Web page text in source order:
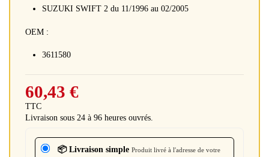
SUZUKI SWIFT 2 du 11/1996 au 02/2005
OEM :
3611580
60,43 €
TTC
Livraison sous 24 à 96 heures ouvrés.
📦 Livraison simple Produit livré à l'adresse de votre